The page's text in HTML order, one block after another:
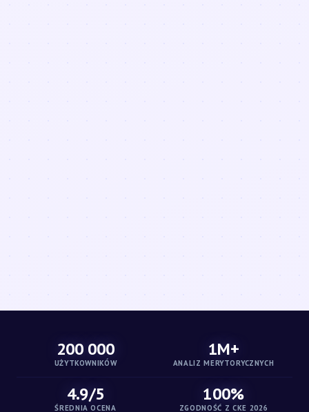
200 000
UŻYTKOWNIKÓW
1M+
ANALIZ MERYTORYCZNYCH
4.9/5
ŚREDNIA OCENA
100%
ZGODNOŚĆ Z CKE 2026